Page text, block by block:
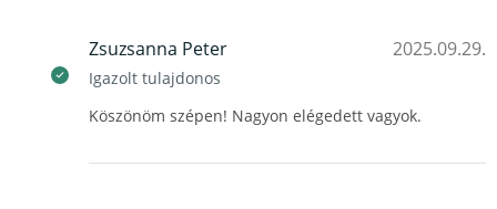
Zsuzsanna Peter
Igazolt tulajdonos
2025.09.29.
Köszönöm szépen! Nagyon elégedett vagyok.